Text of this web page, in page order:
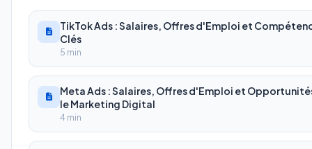
TikTok Ads : Salaires, Offres d'Emploi et
Clés
5 min
Meta Ads : Salaires, Offres d'Emploi et
le Marketing Digital
4 min